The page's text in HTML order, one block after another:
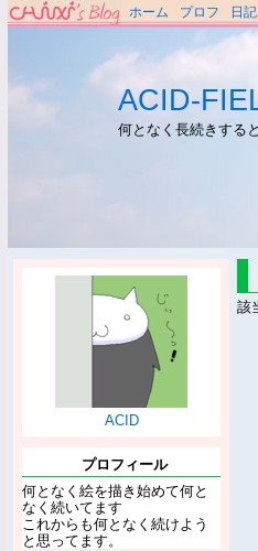
ホーム プロフ 日記
ACID-
何となく長続きする
ACID
プロフィール
何となく絵を描き始めて何と
なく続いてます
これからも何となく続けよう
と思ってます。
該